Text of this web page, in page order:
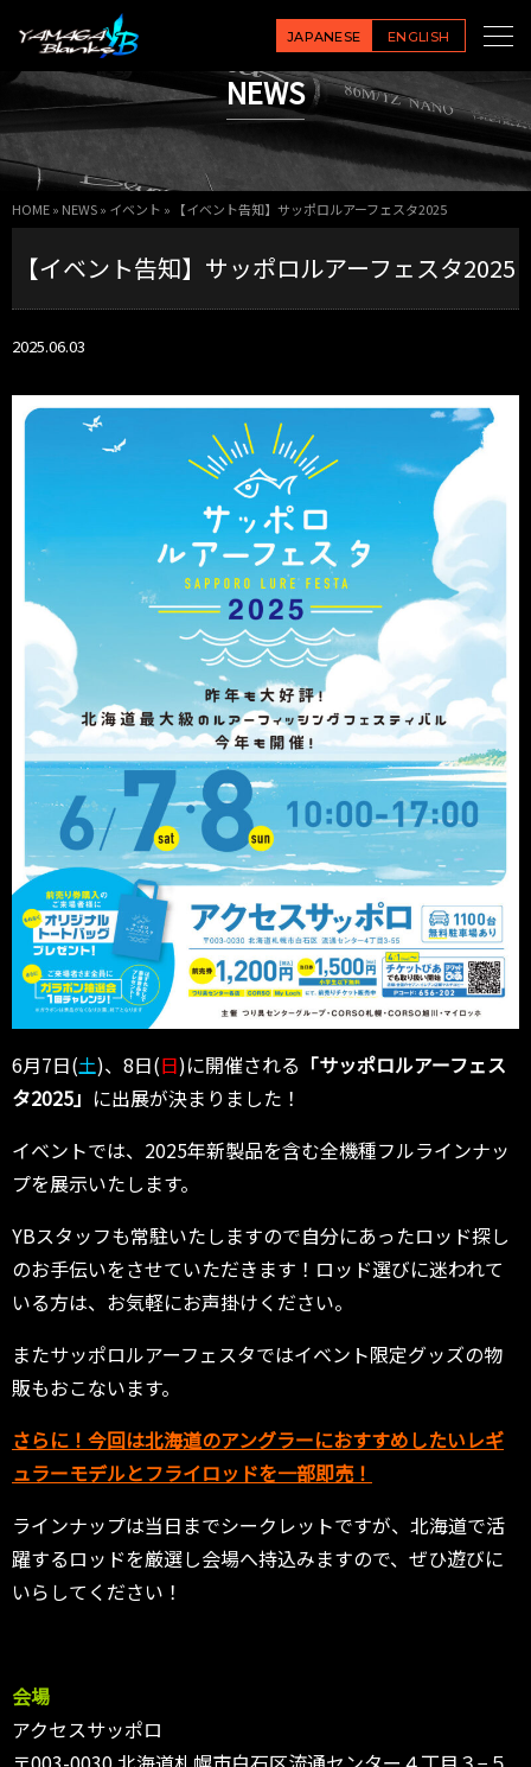
JAPANESE ENGLISH
NEWS
HOME» NEWS» イベント » 【イベント告知】サッポロルアーフェスタ2025
【イベント告知】サッポロルアーフェスタ2025
2025.06.03
6月7日(土)、8日(日)に開催される 「サッポロルアーフェス
タ2025」 に出展が決まりました！
イベントでは、2025年新製品を含む全機種フルラインナッ
プを展示いたします。
YBスタッフも常駐いたしますので自分にあったロッド探し
のお手伝いをさせていただきます！ロッド選びに迷われて
いる方は、お気軽にお声掛けください。
またサッポロルアーフェスタではイベント限定グッズの物
販もおこないます。
さらに！今回は北海道のアングラーにおすすめしたいレギ
ュラーモデルとフライロッドを一部即売！
ラインナップは当日までシークレットですが、北海道で活
躍するロッドを厳選し会場へ持込みますので、ぜひ遊びに
いらしてください！
会場
アクセスサッポロ